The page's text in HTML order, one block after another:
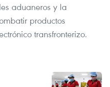
aduaneros y la
productos
transfronterizo.